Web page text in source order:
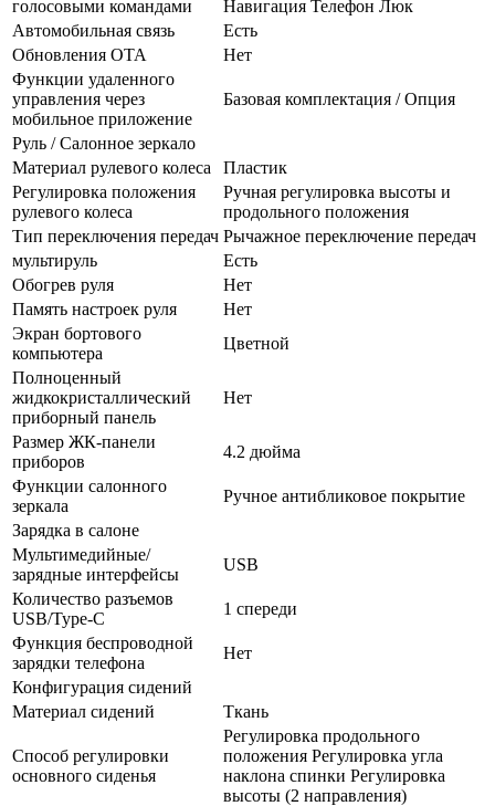
голосовыми командами
Навигация Телефон Люк
Автомобильная связь
Есть
Обновления OTA
Нет
Функции удаленного
управления через
мобильное приложение
Базовая комплектация / Опция
Руль / Салонное зеркало
Материал рулевого колеса
Пластик
Регулировка положения
рулевого колеса
Ручная регулировка высоты и
продольного положения
Тип переключения передач Рычажное переключение передач
мультируль
Есть
Обогрев руля
Нет
Память настроек руля
Нет
Экран бортового
компьютера
Цветной
Полноценный
жидкокристаллический
приборный панель
Нет
Размер ЖК-панели
приборов
4.2 дюйма
Функции салонного
зеркала
Ручное антибликовое покрытие
Зарядка в салоне
Мультимедийные/
зарядные интерфейсы
USB
Количество разъемов
USB/Type-C
1 спереди
Функция беспроводной
зарядки телефона
Нет
Конфигурация сидений
Материал сидений
Ткань
Способ регулировки
основного сиденья
Регулировка продольного
положения Регулировка угла
наклона спинки Регулировка
высоты (2 направления)